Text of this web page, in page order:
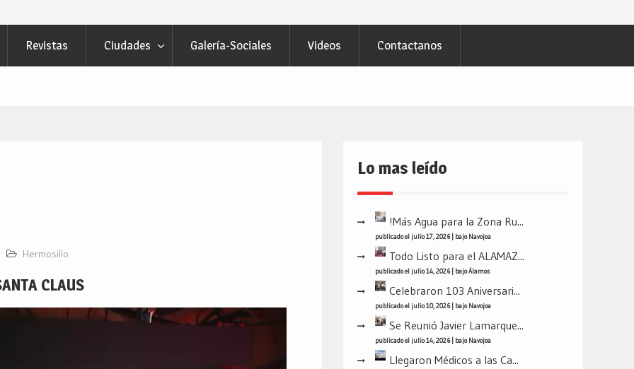
Revistas Ciudades Galería-Sociales Videos Contactanos
Hermosillo
CLAUS
Lo mas leído
!Más Agua para la Zona Ru...
publicado el julio 17, 2026| bajoNavojoa
Todo Listo para el ALAMAZ...
publicado el julio 14, 2026| bajoÁlamos
Celebraron 103 Aniversari...
publicado el julio 10, 2026| bajoNavojoa
Se Reunió Javier Lamarque...
publicado el julio 14, 2026| bajoNavojoa
Llegaron Médicos a las Ca...